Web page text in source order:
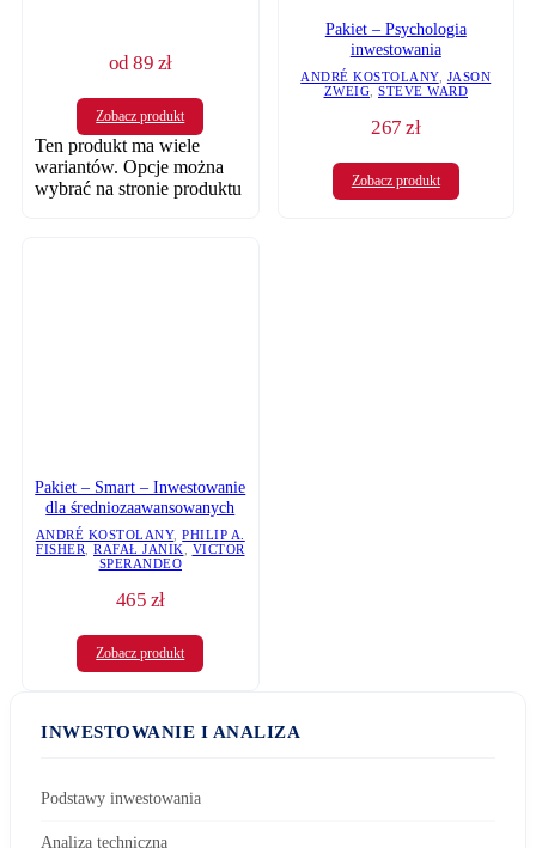
od89 zł
Zobacz produkt
Ten produkt ma wiele
wariantów. Opcje można
wybrać na stronie produktu
Pakiet – Psychologia
inwestowania
ANDRÉ KOSTOLANY, JASON
ZWEIG STEVE WARD
267zł
Zobacz produkt
Pakiet – Smart – Inwestowanie
dla średniozaawansowanych
ANDRÉ KOSTOLANY,PHILIP A.
FISHER
RAFAŁ JANIK
VICTOR
SPERANDEO
465 zł
Zobacz produkt
INWESTOWANIE I ANALIZA
Podstawy inwestowania
Analiza techniczna